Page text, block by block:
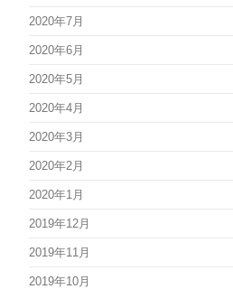
2020年7月
2020年6月
2020年5月
2020年4月
2020年3月
2020年2月
2020年1月
2019年12月
2019年11月
2019年10月